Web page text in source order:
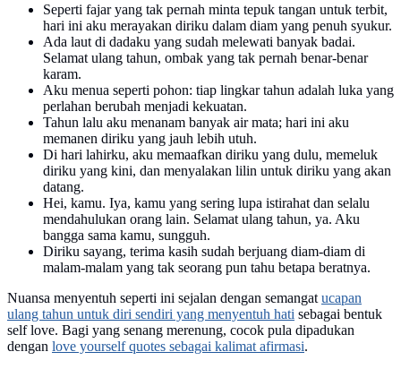
Seperti fajar yang tak pernah minta tepuk tangan untuk terbit,
hari ini aku merayakan diriku dalam diam yang penuh syukur.
Ada laut di dadaku yang sudah melewati banyak badai.
Selamat ulang tahun, ombak yang tak pernah benar-benar
karam.
Aku menua seperti pohon: tiap lingkar tahun adalah luka yang
perlahan berubah menjadi kekuatan.
Tahun lalu aku menanam banyak air mata; hari ini aku
memanen diriku yang jauh lebih utuh.
Di hari lahirku, aku memaafkan diriku yang dulu, memeluk
diriku yang kini, dan menyalakan lilin untuk diriku yang akan
datang.
Hei, kamu. Iya, kamu yang sering lupa istirahat dan selalu
mendahulukan orang lain. Selamat ulang tahun, ya. Aku
bangga sama kamu, sungguh.
Diriku sayang, terima kasih sudah berjuang diam-diam di
malam-malam yang tak seorang pun tahu betapa beratnya.
Nuansa menyentuh seperti ini sejalan dengan semangat ucapan
ulang tahun untuk diri sendiri yang menyentuh hati sebagai bentuk
self love. Bagi yang senang merenung, cocok pula dipadukan
dengan love yourself quotes sebagai kalimat afirmasi.